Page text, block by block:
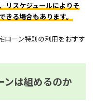
リスケジュールによりそ
きる場合もあります。
ローン特則の利用をおすす
ンは組めるのか